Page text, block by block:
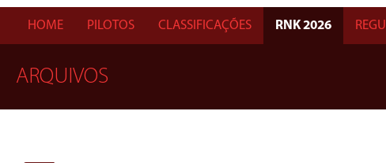
HOME PILOTOS CLASSIFICAÇÕES RNK 2026
ARQUIVOS